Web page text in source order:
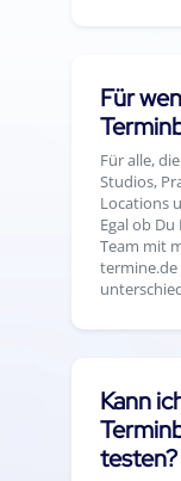
Für
Für alle,
Studios,
Locations
Egal ob
Team mit
termine.de
Kann
testen?